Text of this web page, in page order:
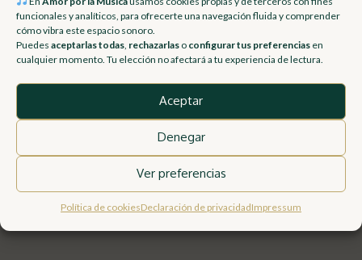
funcionales y analíticos, para ofrecerte una navegación fluida y comprender
cómo vibra este espacio sonoro.
Puedes aceptarlas todas rechazarlas o configurar tus preferencias en
cualquier momento. Tu elección no afectará a tu experiencia de lectura.
Aceptar
Denegar
Ver preferencias
Política de cookiesDeclaración de privacidadImpressum
tradicionales
chinos, como
dragones en
el extremo
(alto),
ZhongRuan
DiyinRuan
(contrabajo).
historia.